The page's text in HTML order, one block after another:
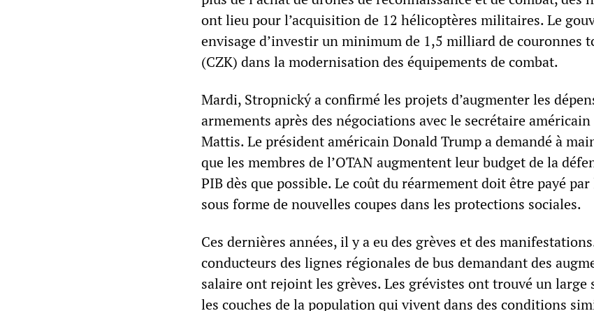
ont lieu pour l’acquisition de 12 hélicoptères militaires. Le
envisage d’investir un minimum de 1,5 milliard de couronnes
(CZK) dans la modernisation des équipements de combat.
Mardi, Stropnický a confirmé les projets d’augmenter les
armements après des négociations avec le secrétaire américain
Mattis. Le président américain Donald Trump a demandé à
que les membres de l’OTAN augmentent leur budget de la
PIB dès que possible. Le coût du réarmement doit être payé
sous forme de nouvelles coupes dans les protections sociales.
Ces dernières années, il y a eu des grèves et des
conducteurs des lignes régionales de bus demandant des
salaire ont rejoint les grèves. Les grévistes ont trouvé un large
les couches de la population qui vivent dans des conditions